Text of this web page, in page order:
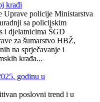
krađi
Uprave policije Ministarstva
sa policijskim
i djelatnicima ŠGD
za šumarstvo HBŽ,
na sprječavanje i
krađa...
godinu u
poslovni trend i u